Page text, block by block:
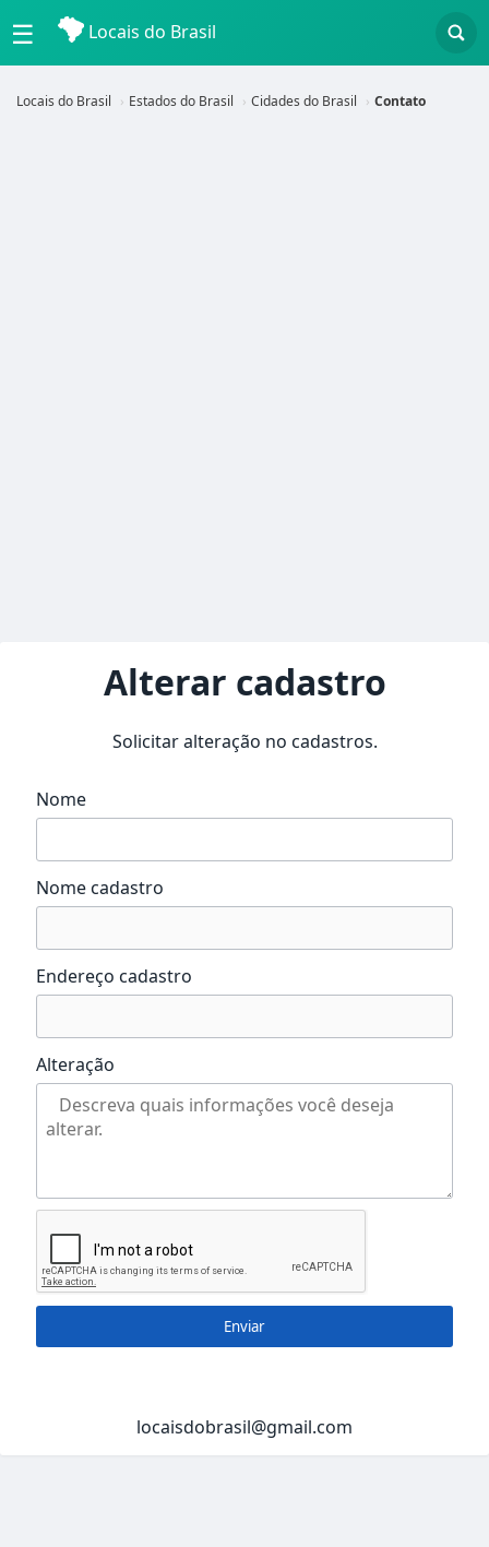
☰ Locais do Brasil
Locais do Brasil Estados do Brasil Cidades do Brasil Contato
Alterar cadastro
Solicitar alteração no cadastros.
Nome
Nome cadastro
Endereço cadastro
Alteração
Enviar
locaisdobrasil@gmail.com